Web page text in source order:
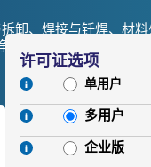
卸、焊接与钎焊、材
分析，2024-2032年
许可证选项
单用户
多用户
企业版